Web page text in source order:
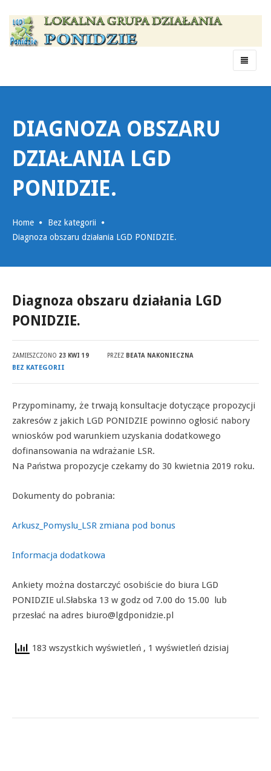
Menu
DIAGNOZA OBSZARU
DZIAŁANIA LGD
PONIDZIE.
Home
Bez kategorii
Diagnoza obszaru działania LGD PONIDZIE.
Diagnoza obszaru działania LGD
PONIDZIE.
ZAMIESZCZONO 23 KWI 19 PRZEZ BEATA NAKONIECZNA
BEZ KATEGORII
Przypominamy, że trwają konsultacje dotyczące propozycji
zakresów z jakich LGD PONIDZIE powinno ogłosić nabory
wniosków pod warunkiem uzyskania dodatkowego
dofinansowania na wdrażanie LSR.
Na Państwa propozycje czekamy do 30 kwietnia 2019 roku.
Dokumenty do pobrania:
Arkusz_Pomyslu_LSR zmiana pod bonus
Informacja dodatkowa
Ankiety można dostarczyć osobiście do biura LGD
PONIDZIE ul.Słabska 13 w godz od 7.00 do 15.00 lub
przesłać na adres biuro@lgdponidzie.pl
183 wszystkich wyświetleń , 1 wyświetleń dzisiaj